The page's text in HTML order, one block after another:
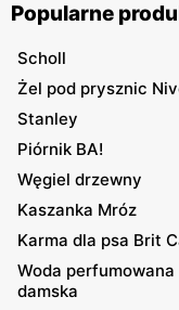
Popularne
Scholl
Żel pod prysznic
Stanley
Piórnik BA!
Węgiel drzewny
Kaszanka Mróz
Karma dla psa Brit
Woda perfumowana
damska